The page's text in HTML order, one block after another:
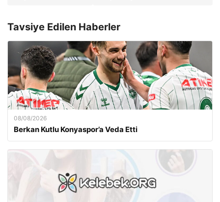
Tavsiye Edilen Haberler
08/08/2026
Berkan Kutlu Konyaspor’a Veda Etti